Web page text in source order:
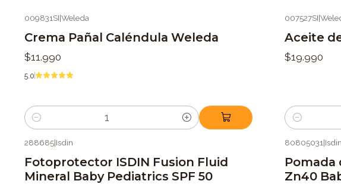
009831SI|Weleda
Crema Pañal Caléndula Weleda
$11.990
5.0
Cantidad
007527SI|
Aceite
$19.990
Cantidad
288685|Isdin
Fotoprotector ISDIN Fusion Fluid
Mineral Baby Pediatrics SPF 50
80805031|Isdin
Pomada
Zn40